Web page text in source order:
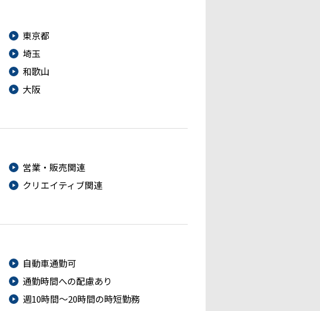
東京都
埼玉
和歌山
大阪
営業・販売関連
クリエイティブ関連
自動車通勤可
通勤時間への配慮あり
週10時間～20時間の時短勤務